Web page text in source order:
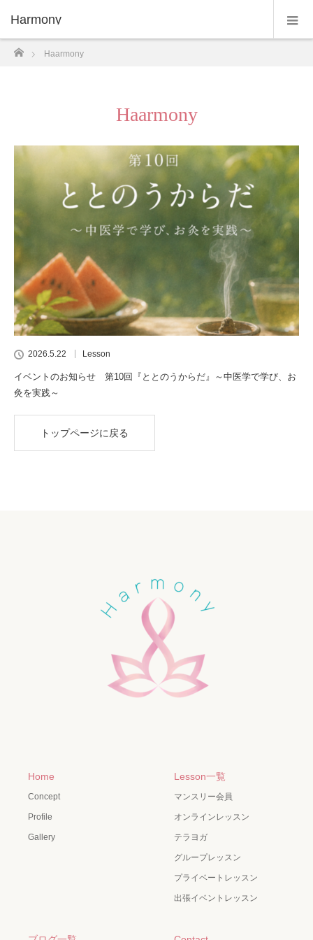
Harmony
ホーム
Haarmony
Haarmony
2026.5.22 Lesson
イベントのお知らせ 第10回『ととのうからだ』～中医学で学び、お
灸を実践～
トップページに戻る
Home
Concept
Profile
Gallery
Lesson一覧
マンスリー会員
オンラインレッスン
テラヨガ
グループレッスン
プライベートレッスン
出張イベントレッスン